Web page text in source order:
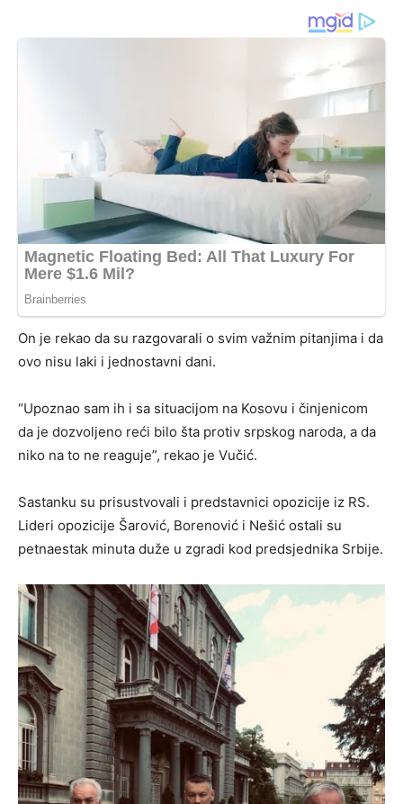
On je rekao da su razgovarali o svim važnim pitanjima i da
ovo nisu laki i jednostavni dani.
“Upoznao sam ih i sa situacijom na Kosovu i činjenicom
da je dozvoljeno reći bilo šta protiv srpskog naroda, a da
niko na to ne reaguje”, rekao je Vučić.
Sastanku su prisustvovali i predstavnici opozicije iz RS.
Lideri opozicije Šarović, Borenović i Nešić ostali su
petnaestak minuta duže u zgradi kod predsjednika Srbije.